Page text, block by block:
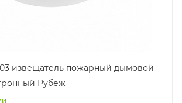
извещатель пожарный дымовой
Рубеж